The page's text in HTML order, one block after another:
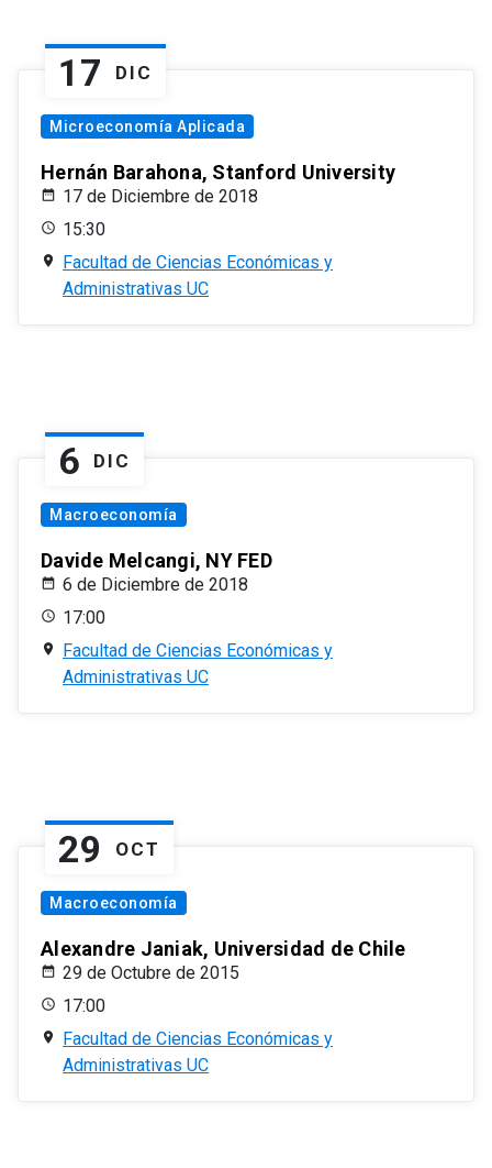
17 DIC
Microeconomía Aplicada
Hernán Barahona, Stanford University
17 de Diciembre de 2018
15:30
Facultad de Ciencias Económicas y
Administrativas UC
6 DIC
Macroeconomía
Davide Melcangi, NY FED
6 de Diciembre de 2018
17:00
Facultad de Ciencias Económicas y
Administrativas UC
29 OCT
Macroeconomía
Alexandre Janiak, Universidad de Chile
29 de Octubre de 2015
17:00
Facultad de Ciencias Económicas y
Administrativas UC